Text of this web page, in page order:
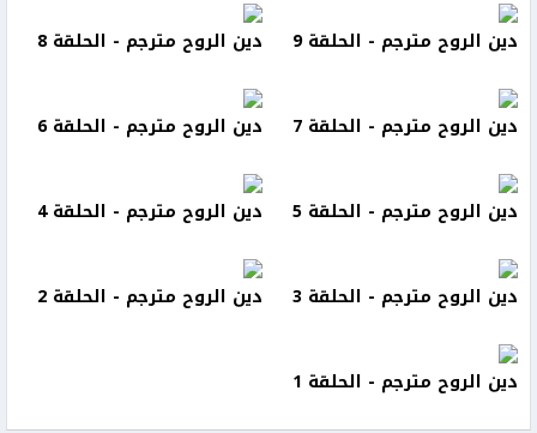
دين الروح مترجم - الحلقة 9 دين الروح مترجم - الحلقة 8
دين الروح مترجم - الحلقة 7 دين الروح مترجم - الحلقة 6
دين الروح مترجم - الحلقة 5 دين الروح مترجم - الحلقة 4
دين الروح مترجم - الحلقة 3 دين الروح مترجم - الحلقة 2
دين الروح مترجم - الحلقة 1